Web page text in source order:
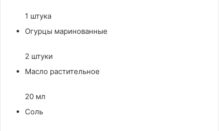
1 штука
Огурцы маринованные
2 штуки
Масло растительное
20 мл
Соль